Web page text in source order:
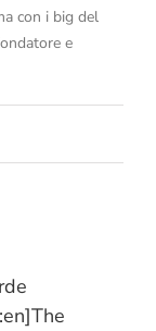
con i big del
e